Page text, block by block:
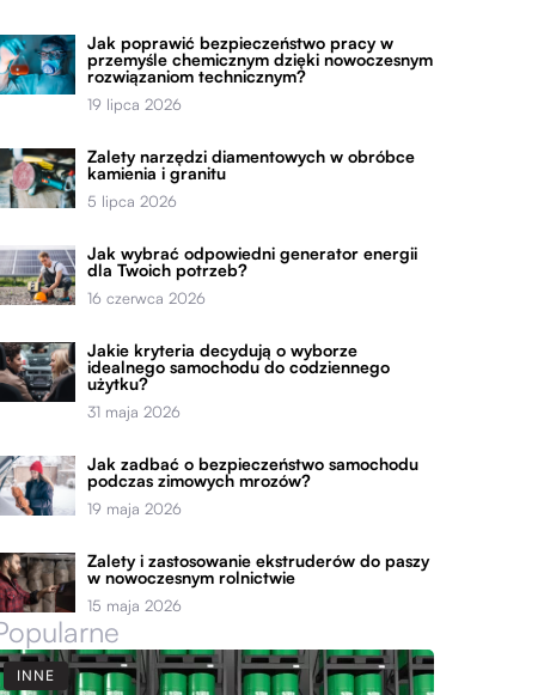
Jak poprawić bezpieczeństwo pracy w
przemyśle chemicznym dzięki nowoczesnym
rozwiązaniom technicznym?
19 lipca 2026
Zalety narzędzi diamentowych w obróbce
kamienia i granitu
5 lipca 2026
Jak wybrać odpowiedni generator energii
dla Twoich potrzeb?
16 czerwca 2026
Jakie kryteria decydują o wyborze
idealnego samochodu do codziennego
użytku?
31 maja 2026
Jak zadbać o bezpieczeństwo samochodu
podczas zimowych mrozów?
19 maja 2026
Zalety i zastosowanie ekstruderów do paszy
w nowoczesnym rolnictwie
15 maja 2026
INNE